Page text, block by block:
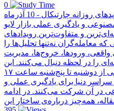
0
روزانه چارتیکال - 10 آذرماه
و یادگیری عملی بازار لایو
و متفاوت‌ترین رویدادهای
معامله‌گران نه‌تنها تحلیل‌ها را
ورودها، خروج‌ها، مدیریت
را در لحظه دنبال می‌کنند. این
جلسات با حضور آقای جبل‌عاملی از دو‌شنبه تا پنج‌شنبه ساعت ۱۷
دنیا برای یادگیری عملی و
در آن شرکت می‌کنند. در ادامه